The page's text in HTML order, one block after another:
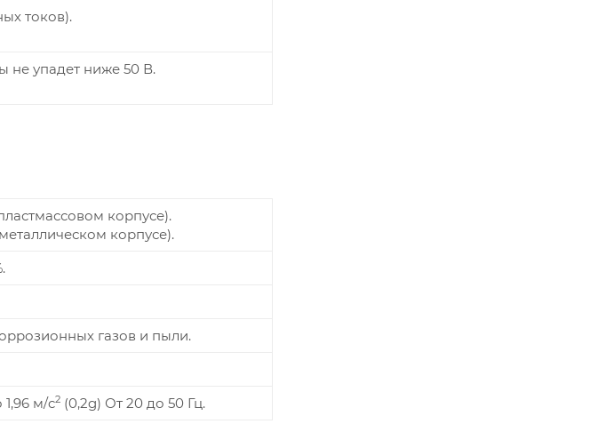
токов).
не упадет ниже 50 В.
корпусе).
корпусе).
газов и пыли.
1,96 м/c2 (0,2g) От 20 до 50 Гц.